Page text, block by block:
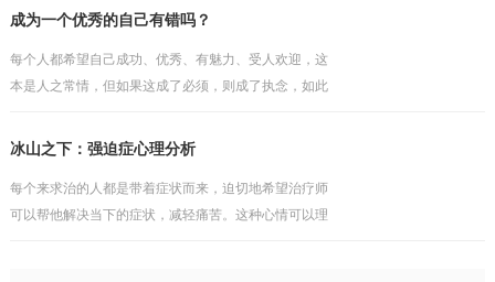
会如此轻易地被打破。他往往会埋怨某些人或事，认为
成为一个优秀的自己有错吗？
每个人都希望自己成功、优秀、有魅力、受人欢迎，这
本是人之常情，但如果这成了必须，则成了执念，如此
过陷入其中的人依然会把执念当成理想，当成纯真的追
冰山之下：强迫症心理分析
每个来求治的人都是带着症状而来，迫切地希望治疗师
可以帮他解决当下的症状，减轻痛苦。这种心情可以理